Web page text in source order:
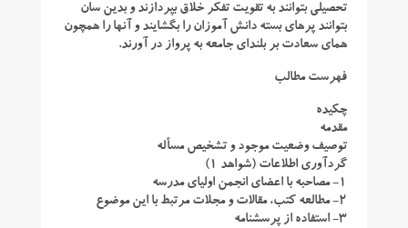
تحصیلی بتوانند به تقویت تفکر خلاق بپردازند و بدین سان
بتوانند پرهای بسته دانش آموزان را بگشایند و آنها را همچون
همای سعادت بر بلندای جامعه به پرواز در آورند.
فهرست مطالب
چکیده
مقدمه
توصیف وضعیت موجود و تشخیص مسأله
گردآوری اطلاعات (شواهد ۱)
۱- مصاحبه با اعضای انجمن اولیای مدرسه
۲- مطالعه کتب، مقالات و مجلات مرتبط با این موضوع
۳- استفاده از پرسشنامه